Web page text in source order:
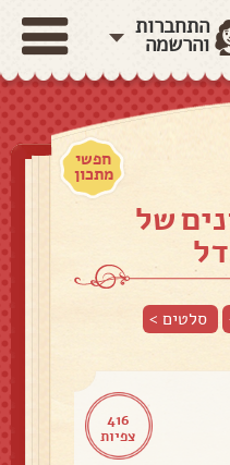
התחברות
והרשמה
חפשי
מתכון
של
סלטים>
416
צפיות